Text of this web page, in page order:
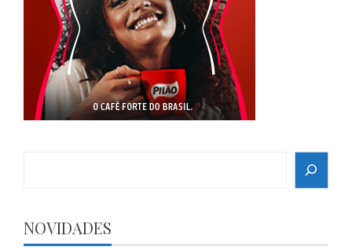
NOVIDADES